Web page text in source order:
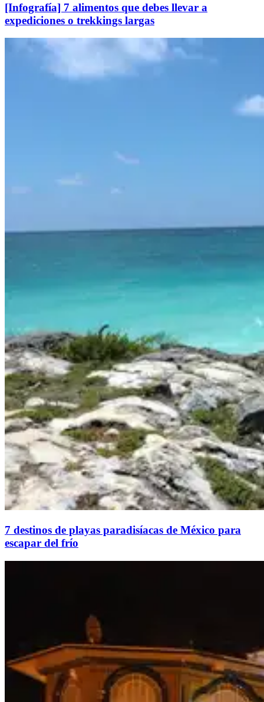
[Infografía] 7 alimentos que debes llevar a
expediciones o trekkings largas
7 destinos de playas paradisíacas de México para
escapar del frío